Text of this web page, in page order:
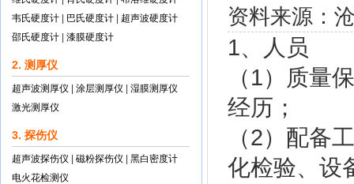
韦氏硬度计
巴氏硬度计
超声波硬度计
邵氏硬度计
漆膜硬度计
2. 测厚仪
超声波测厚仪 涂层测厚仪
湿膜测厚仪
激光测厚仪
3. 探伤仪
超声波探伤仪 磁粉探伤仪
黑白密度计
电火花检测仪
资料来源：
1、人员
（1）质量
经历；
（2）配备
化检验、设